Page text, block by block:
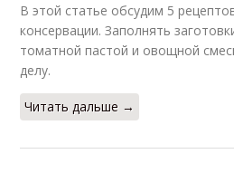
В этой статье обсудим 5
консервации. Заполнять
томатной пастой и овощной
делу.
Читать дальше →